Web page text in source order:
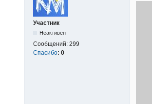
Участник
Неактивен
Сообщений: 299
Спасибо: 0